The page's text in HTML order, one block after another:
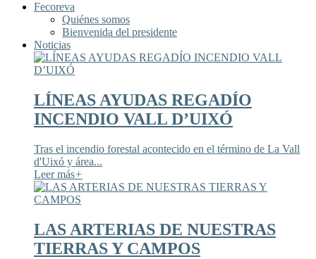
Fecoreva
Quiénes somos
Bienvenida del presidente
Noticias
LÍNEAS AYUDAS REGADÍO
INCENDIO VALL D’UIXÓ
Tras el incendio forestal acontecido en el término de La Vall
d'Uixó y área...
Leer más+
LAS ARTERIAS DE NUESTRAS
TIERRAS Y CAMPOS